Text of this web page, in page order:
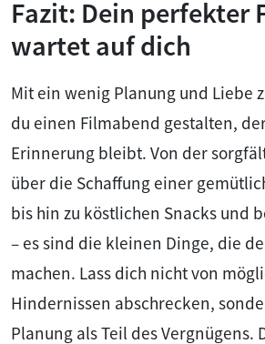
Fazit: Dein perfekter
wartet auf dich
Mit ein wenig Planung und Liebe
du einen Filmabend gestalten,
Erinnerung bleibt. Von der
über die Schaffung einer
bis hin zu köstlichen Snacks und
– es sind die kleinen Dinge, die
machen. Lass dich nicht von
Hindernissen abschrecken,
Planung als Teil des Vergnügens.